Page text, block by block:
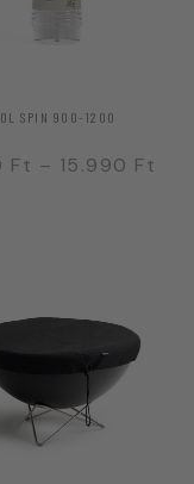
SPIN 900-1200
Ft – 15.990 Ft